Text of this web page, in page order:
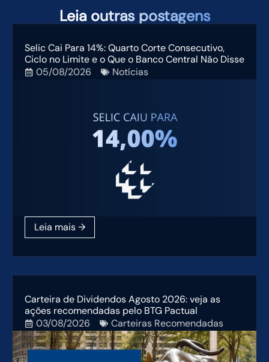
Leia outras postagens
Selic Cai Para 14%: Quarto Corte Consecutivo,
Ciclo no Limite e o Que o Banco Central Não Disse
05/08/2026
Notícias
Carteira de Dividendos Agosto 2026: veja as
ações recomendadas pelo BTG Pactual
03/08/2026
Carteiras Recomendadas